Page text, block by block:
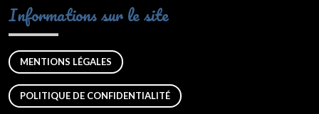
Informations sur le site
MENTIONS LÉGALES
POLITIQUE DE CONFIDENTIALITÉ